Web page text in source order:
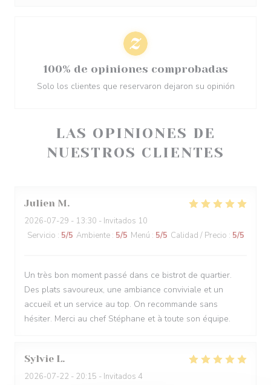
LAS OPINIONES DE
NUESTROS CLIENTES
Julien M
2026-07-29 - 13:30 - Invitados 10
Servicio : 5/5 Ambiente : 5/5 Menú : 5/5 Calidad / Precio : 5/5
Un très bon moment passé dans ce bistrot de quartier.
Des plats savoureux, une ambiance conviviale et un
accueil et un service au top. On recommande sans
hésiter. Merci au chef Stéphane et à toute son équipe.
Sylvie L
2026-07-22 - 20:15 - Invitados 4
100% de opiniones comprobadas
Solo los clientes que reservaron dejaron su opinión